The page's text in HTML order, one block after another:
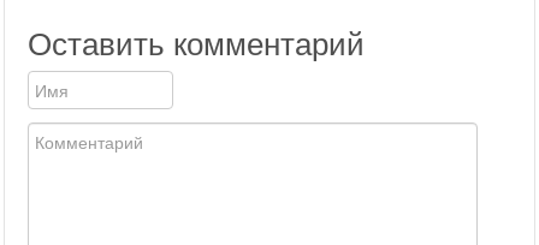
Оставить комментарий